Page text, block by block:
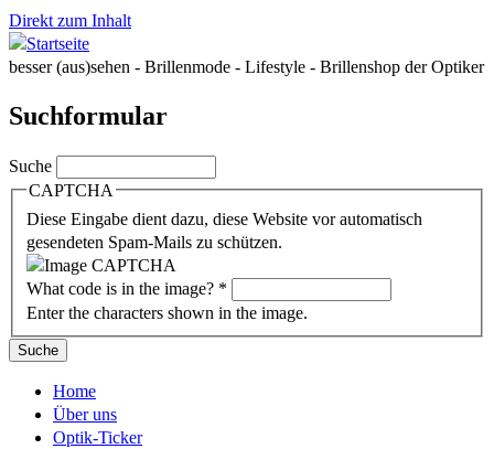
Direkt zum Inhalt
besser (aus)sehen - Brillenmode - Lifestyle - Brillenshop der Optiker
Suchformular
Suche
CAPTCHA
Diese Eingabe dient dazu, diese Website vor automatisch
gesendeten Spam-Mails zu schützen.
What code is in the image? *
Enter the characters shown in the image.
Home
Über uns
Optik-Ticker